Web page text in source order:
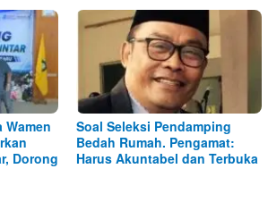
Wamen
Dorong
Soal Seleksi Pendamping
Bedah Rumah. Pengamat:
Harus Akuntabel dan Terbuka